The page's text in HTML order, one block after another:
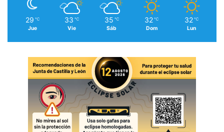
29 ℃
Jue
33 ℃
Vie
35 ℃
Sáb
32 ℃
Dom
32 ℃
Lun